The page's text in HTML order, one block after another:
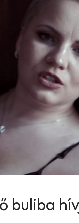
buliba